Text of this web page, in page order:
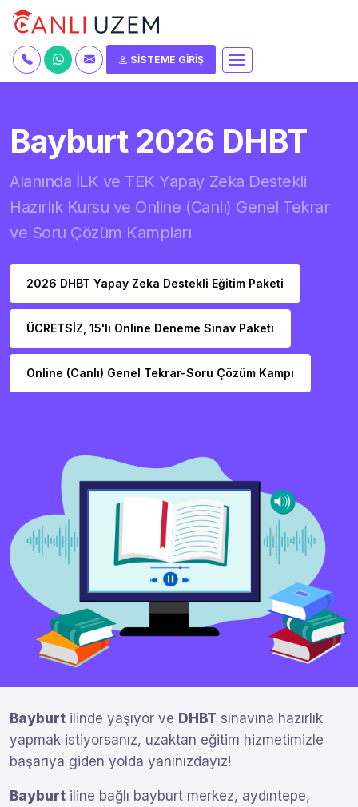
SİSTEME GİRİŞ
Bayburt 2026 DHBT
Alanında İLK ve TEK Yapay Zeka Destekli
Hazırlık Kursu ve Online (Canlı) Genel Tekrar
ve Soru Çözüm Kampları
2026 DHBT Yapay Zeka Destekli Eğitim Paketi
ÜCRETSİZ, 15'li Online Deneme Sınav Paketi
Online (Canlı) Genel Tekrar-Soru Çözüm Kampı
Bayburt ilinde yaşıyor ve DHBT sınavına hazırlık
yapmak istiyorsanız, uzaktan eğitim hizmetimizle
başarıya giden yolda yanınızdayız!
Bayburt iline bağlı bayburt merkez, aydıntepe,